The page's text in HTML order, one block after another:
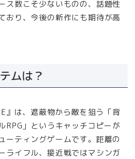
ス数こそ少ないものの、話題性
おり、今後の新作にも期待が高
ムは？
』は、遮蔽物から敵を狙う「背
RPG」というキャッチコピーが
ーティングゲームです。距離の
ライフル、接近戦ではマシンガ